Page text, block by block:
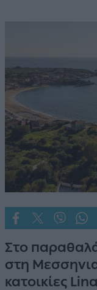
Στο
στη
κατοικίες